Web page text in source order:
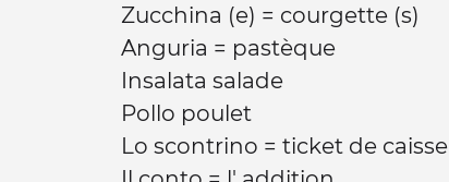
Zucchina (e) = courgette (s)
Anguria = pastèque
Insalata salade
Pollo poulet
Lo scontrino = ticket de caisse